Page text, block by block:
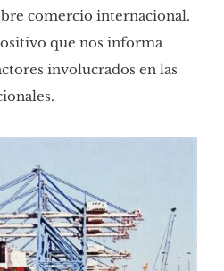
comercio internacional.
que nos informa
involucrados en las